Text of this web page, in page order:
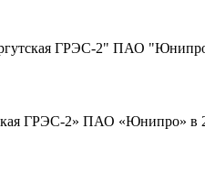
ГРЭС-2" ПАО
ГРЭС-2» ПАО «Юнипро» в